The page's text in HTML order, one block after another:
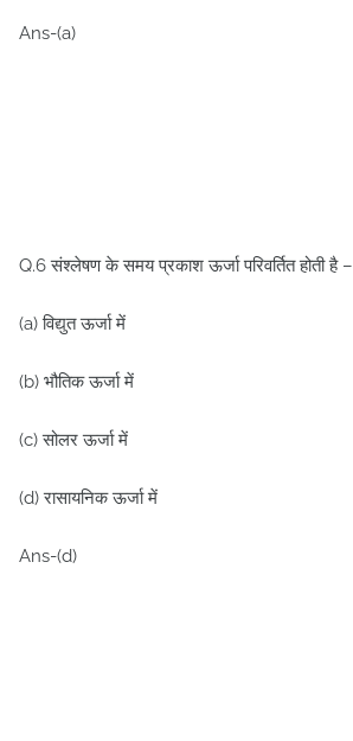
Ans-(a)
Q.6 संश्लेषण के समय प्रकाश ऊर्जा परिवर्तित होती है –
(a) विद्युत ऊर्जा में
(b) भौतिक ऊर्जा में
(c) सोलर ऊर्जा में
(d) रासायनिक ऊर्जा में
Ans-(d)